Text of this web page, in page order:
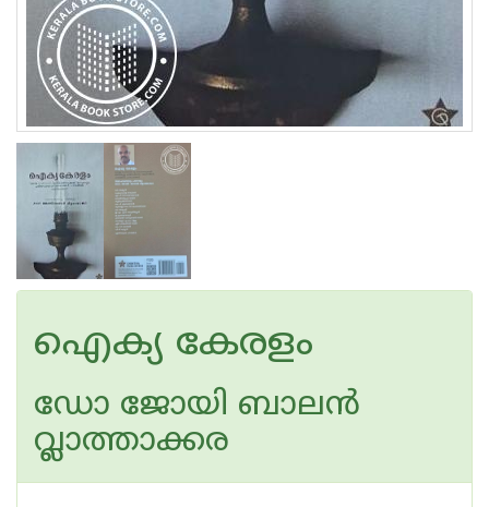
ഐക്യ കേരളം
ഡോ ജോയി ബാലന്‍
വ്ലാത്താക്കര